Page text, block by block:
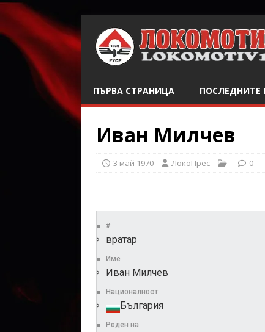
ПЪРВА СТРАНИЦА ПОСЛЕДНИТЕ
Иван Милчев
3 май 1970 ЛокоПрес 0
#
вратар
Име
Иван Милчев
Националност
България
Роден на